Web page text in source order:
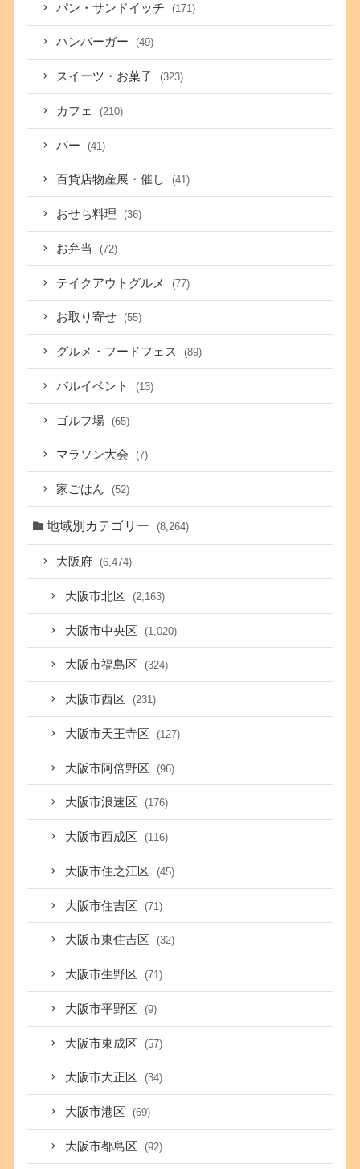
パン・サンドイッチ (171)
ハンバーガー (49)
スイーツ・お菓子 (323)
カフェ (210)
バー (41)
百貨店物産展・催し (41)
おせち料理 (36)
お弁当 (72)
テイクアウトグルメ (77)
お取り寄せ (55)
グルメ・フードフェス (89)
バルイベント (13)
ゴルフ場 (65)
マラソン大会 (7)
家ごはん (52)
地域別カテゴリー (8,264)
大阪府 (6,474)
大阪市北区 (2,163)
大阪市中央区 (1,020)
大阪市福島区 (324)
大阪市西区 (231)
大阪市天王寺区 (127)
大阪市阿倍野区 (96)
大阪市浪速区 (176)
大阪市西成区 (116)
大阪市住之江区 (45)
大阪市住吉区 (71)
大阪市東住吉区 (32)
大阪市生野区 (71)
大阪市平野区 (9)
大阪市東成区 (57)
大阪市大正区 (34)
大阪市港区 (69)
大阪市都島区 (92)